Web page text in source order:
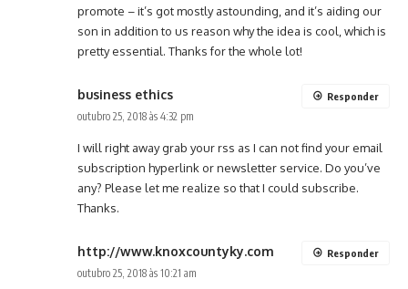
promote – it’s got mostly astounding, and it’s aiding our
son in addition to us reason why the idea is cool, which is
pretty essential. Thanks for the whole lot!
business ethics
outubro 25, 2018 às 4:32 pm
I will right away grab your rss as I can not find your email
subscription hyperlink or newsletter service. Do you’ve
any? Please let me realize so that I could subscribe.
Thanks.
Responder
http://www.knoxcountyky.com
outubro 25, 2018 às 10:21 am
Responder